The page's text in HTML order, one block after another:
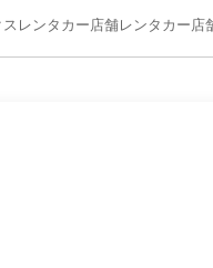
レンタカー店舗レンタカー店